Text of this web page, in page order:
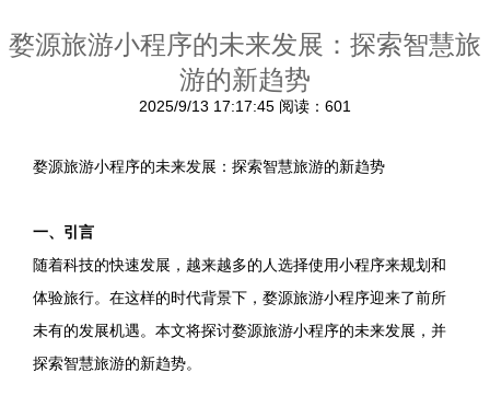
婺源旅游小程序的未来发展：探索智慧旅
游的新趋势
2025/9/13 17:17:45 阅读：601
婺源旅游小程序的未来发展：探索智慧旅游的新趋势
一、引言
随着科技的快速发展，越来越多的人选择使用小程序来规划和
体验旅行。在这样的时代背景下，婺源旅游小程序迎来了前所
未有的发展机遇。本文将探讨婺源旅游小程序的未来发展，并
探索智慧旅游的新趋势。